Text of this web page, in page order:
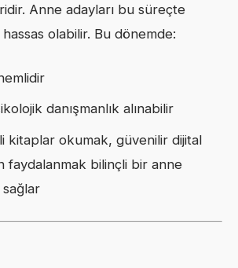
Anne adayları bu süreçte
olabilir. Bu dönemde:
danışmanlık alınabilir
kitaplar okumak, güvenilir dijital
faydalanmak bilinçli bir anne
sağlar